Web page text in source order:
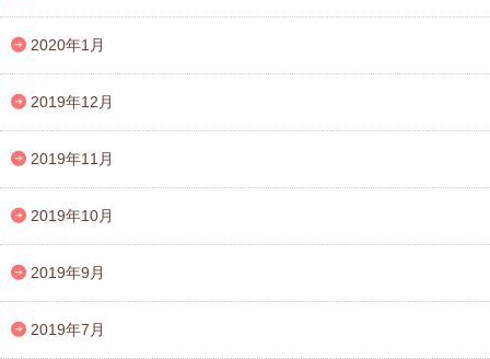
2020年1月
2019年12月
2019年11月
2019年10月
2019年9月
2019年7月